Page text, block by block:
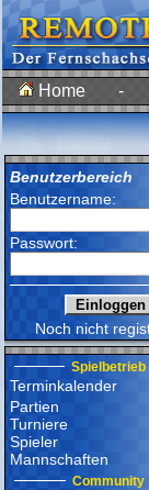
Home -
Benutzerbereich
Benutzername:
Passwort:
Noch nicht
Spielbetrieb
Terminkalender
Partien
Turniere
Spieler
Mannschaften
Community